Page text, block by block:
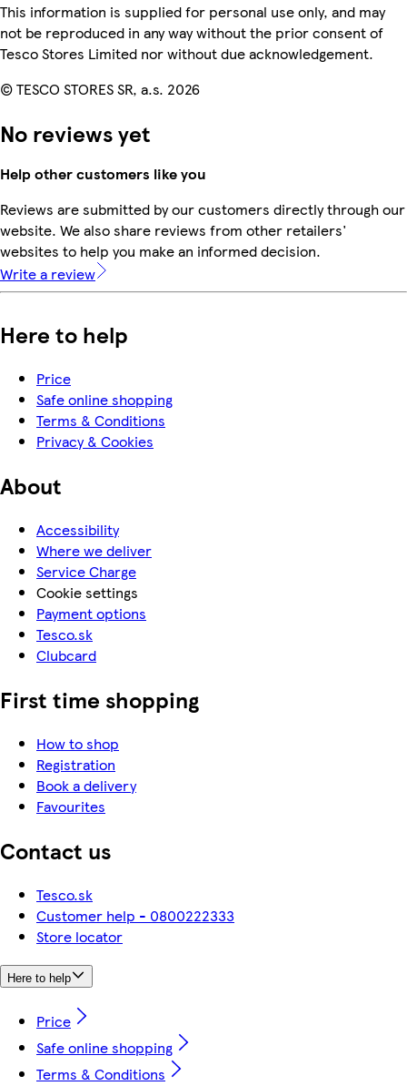
This information is supplied for personal use only, and may
not be reproduced in any way without the prior consent of
Tesco Stores Limited nor without due acknowledgement.
© TESCO STORES SR, a.s. 2026
No reviews yet
Help other customers like you
Reviews are submitted by our customers directly through our
website. We also share reviews from other retailers'
websites to help you make an informed decision.
Write a review
Here to help
Price
Safe online shopping
Terms & Conditions
Privacy & Cookies
About
Accessibility
Where we deliver
Service Charge
Cookie settings
Payment options
Tesco.sk
Clubcard
First time shopping
How to shop
Registration
Book a delivery
Favourites
Contact us
Tesco.sk
Customer help - 0800222333
Store locator
Here to help
Price
Safe online shopping
Terms & Conditions